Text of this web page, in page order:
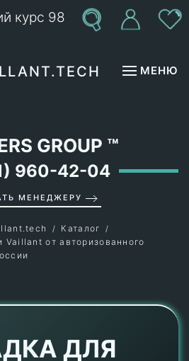
курс 98
МЕНЮ
GROUP ™
960-42-04
МЕНЕДЖЕРУ
Каталог
Vaillant от авторизованного
ДЛЯ